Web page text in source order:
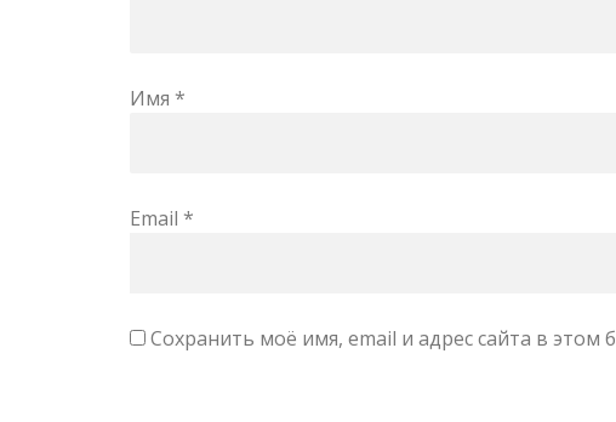
Имя *
Email *
Сохранить моё имя, email и адрес сайта в